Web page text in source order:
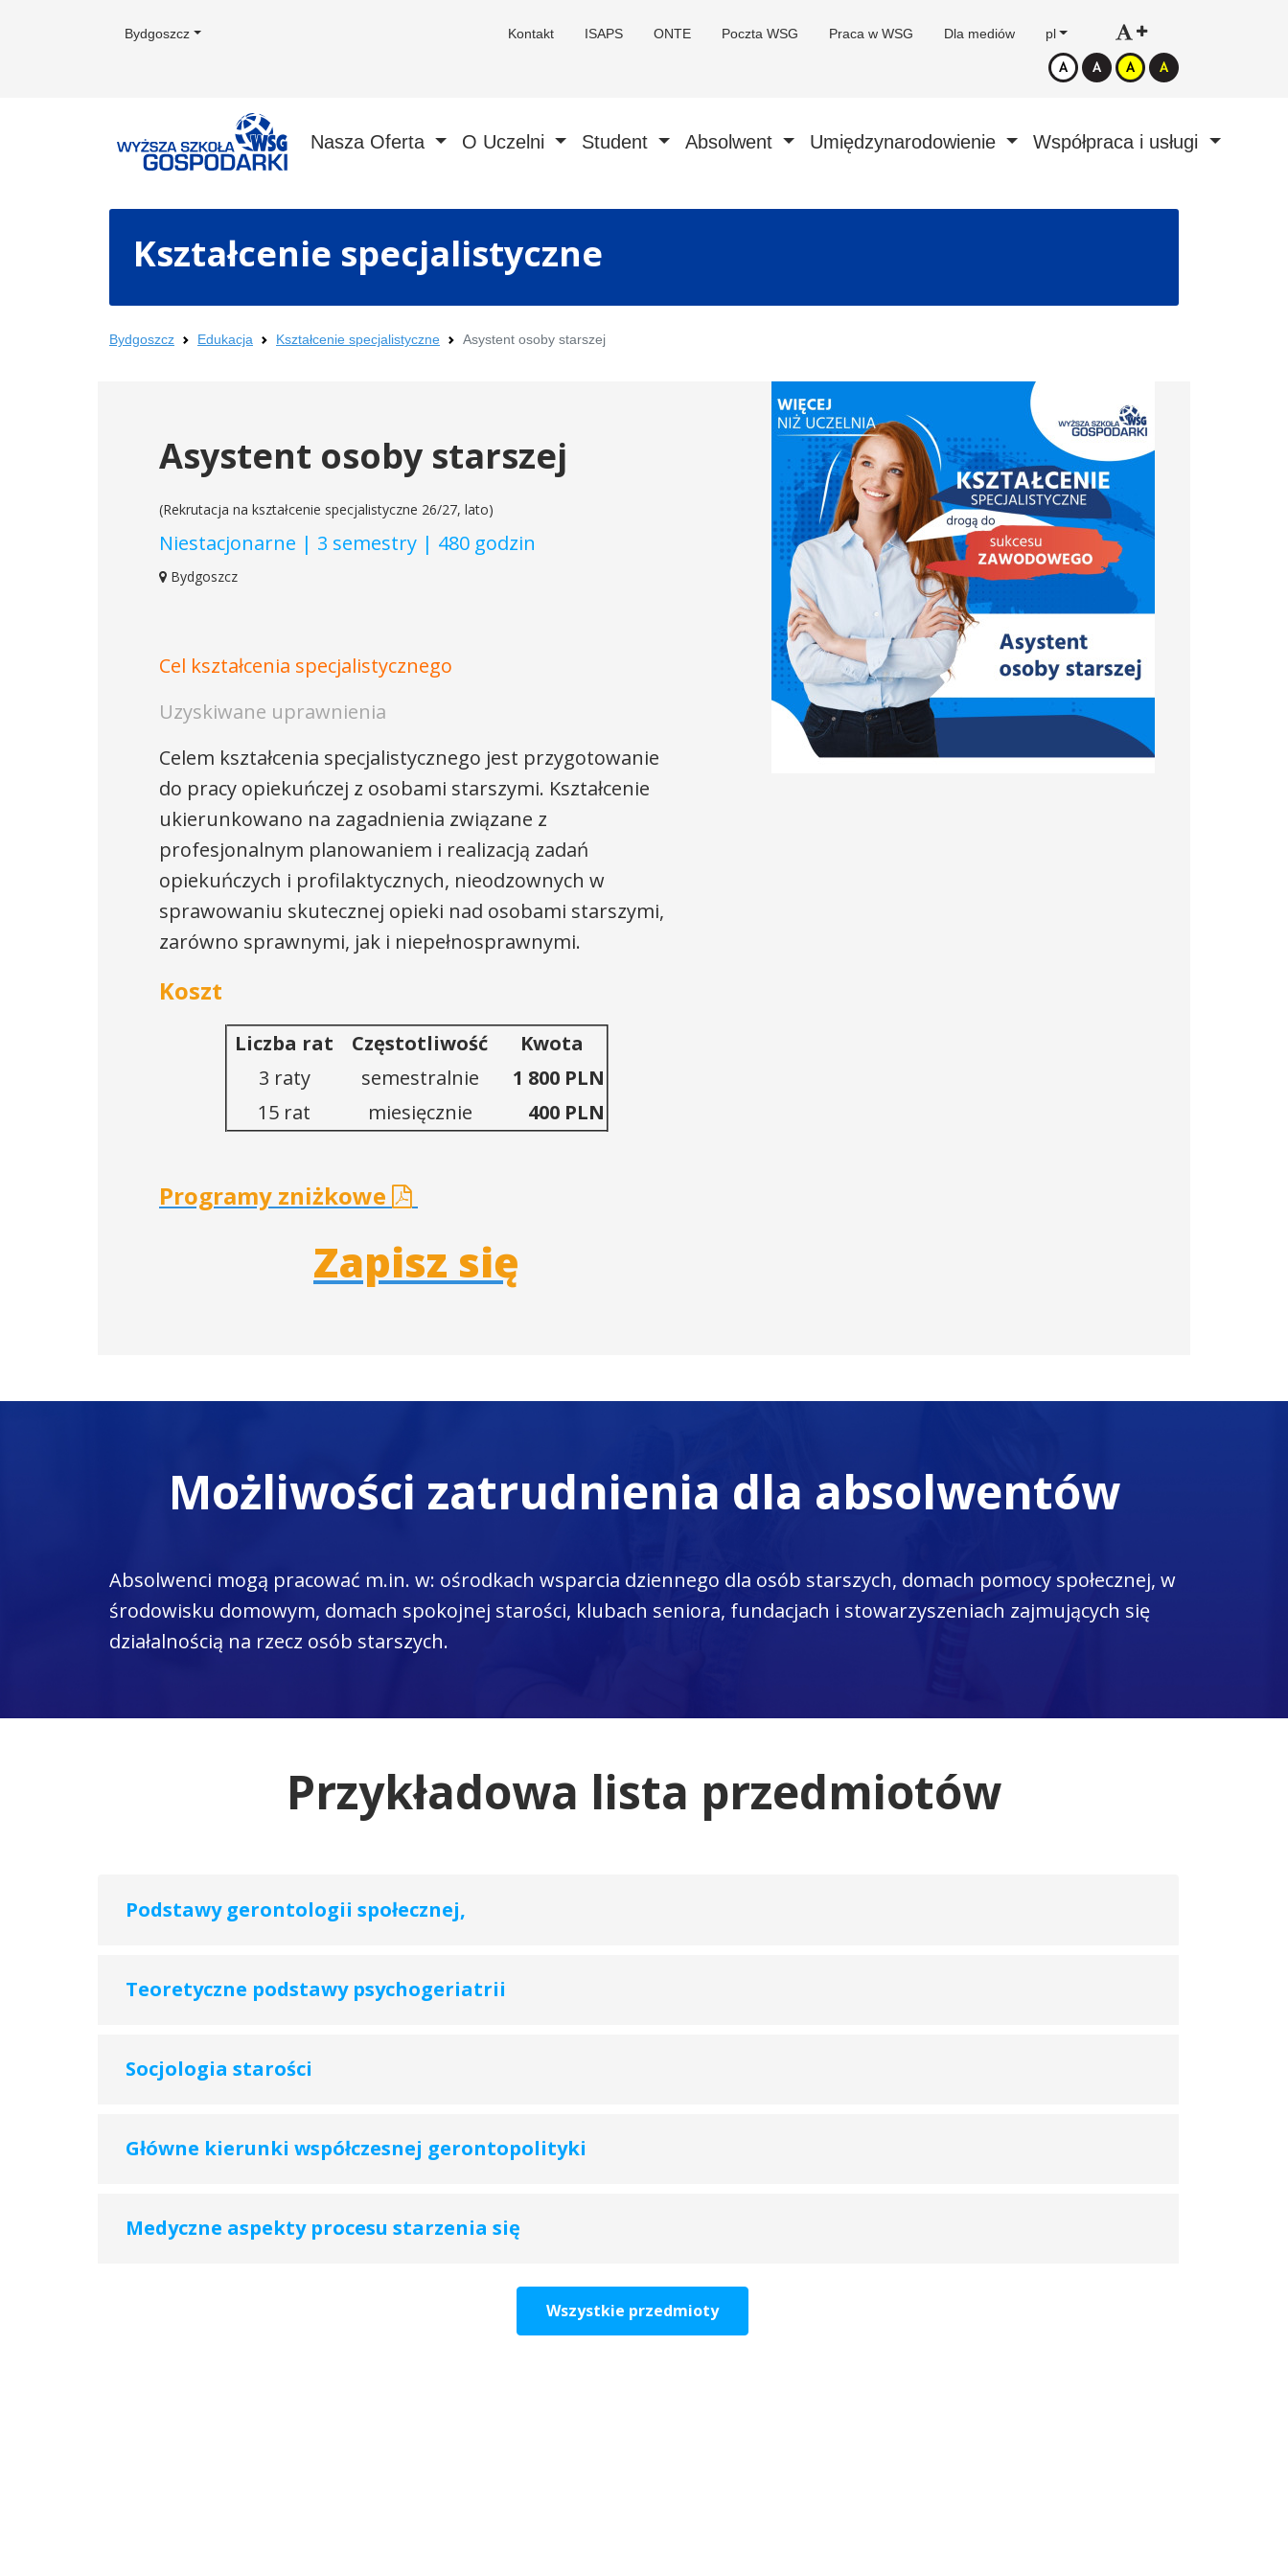
Bydgoszcz Kontakt ISAPS ONTE Poczta WSG Praca w WSG Dla mediów pl
Nasza Oferta O Uczelni Student Absolwent Umiędzynarodowienie Współpraca i usługi
Kształcenie specjalistyczne
Bydgoszcz Edukacja Kształcenie specjalistyczne Asystent osoby starszej
Asystent osoby starszej
(Rekrutacja na kształcenie specjalistyczne 26/27, lato)
Niestacjonarne | 3 semestry | 480 godzin
Bydgoszcz
Cel kształcenia specjalistycznego
Uzyskiwane uprawnienia
Celem kształcenia specjalistycznego jest przygotowanie
do pracy opiekuńczej z osobami starszymi. Kształcenie
ukierunkowano na zagadnienia związane z
profesjonalnym planowaniem i realizacją zadań
opiekuńczych i profilaktycznych, nieodzownych w
sprawowaniu skutecznej opieki nad osobami starszymi,
zarówno sprawnymi, jak i niepełnosprawnymi.
Koszt
Liczba rat Częstotliwość
Kwota
3 raty
semestralnie
1 800 PLN
15 rat
miesięcznie 400 PLN
Programy zniżkowe
Zapisz się
Możliwości zatrudnienia dla absolwentów
Absolwenci mogą pracować m.in. w: ośrodkach wsparcia dziennego dla osób starszych, domach pomocy społecznej, w
środowisku domowym, domach spokojnej starości, klubach seniora, fundacjach i stowarzyszeniach zajmujących się
działalnością na rzecz osób starszych.
Przykładowa lista przedmiotów
Podstawy gerontologii społecznej,
Teoretyczne podstawy psychogeriatrii
Socjologia starości
Główne kierunki współczesnej gerontopolityki
Medyczne aspekty procesu starzenia się
Wszystkie przedmioty